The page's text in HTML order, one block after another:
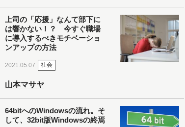
上司の「応援」なんて部下に
は響かない！？ 今すぐ職場
に導入するべきモチベーショ
ンアップの方法
2021.05.07 社会
山本マサヤ
64bitへのWindowsの流れ。そ
して、32bit版Windowsの終焉